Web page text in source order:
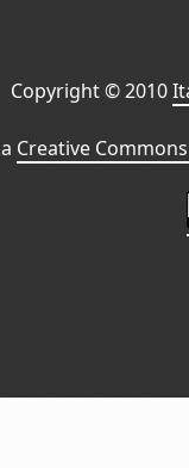
Copyright © 2010
Creative